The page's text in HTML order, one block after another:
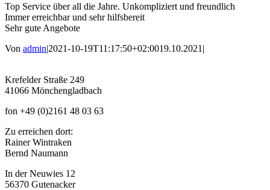
Top Service über all die Jahre. Unkompliziert und freundlich
Immer erreichbar und sehr hilfsbereit
Sehr gute Angebote
Von admin|2021-10-19T11:17:50+02:0019.10.2021 |
Krefelder Straße 249
41066 Mönchengladbach
fon +49 (0)2161 48 03 63
Zu erreichen dort:
Rainer Wintraken
Bernd Naumann
In der Neuwies 12
56370 Gutenacker